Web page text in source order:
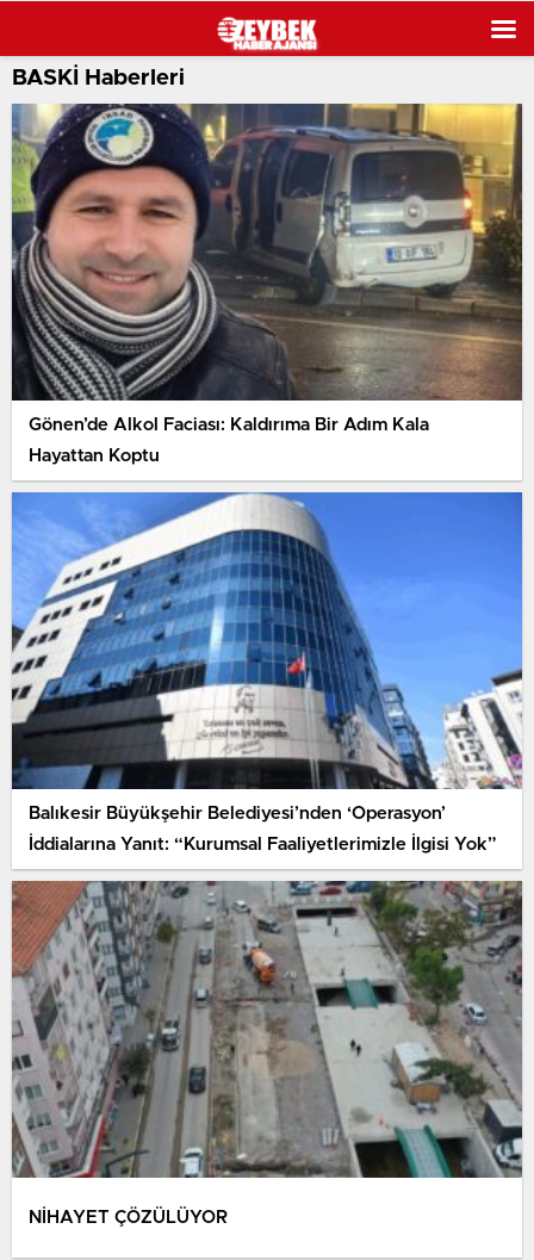
BASKİ Haberleri
Gönen’de Alkol Faciası: Kaldırıma Bir Adım Kala
Hayattan Koptu
Balıkesir Büyükşehir Belediyesi’nden ‘Operasyon’
İddialarına Yanıt: “Kurumsal Faaliyetlerimizle İlgisi Yok”
NİHAYET ÇÖZÜLÜYOR